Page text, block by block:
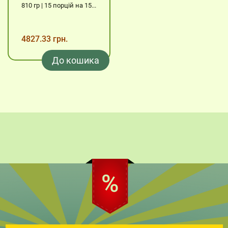
810 гр | 15 порцій на 15...
4827.33 грн.
До кошика